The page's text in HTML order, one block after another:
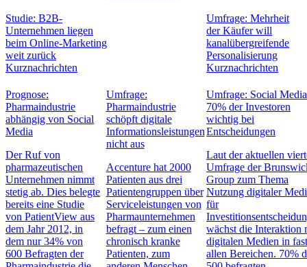
Studie: B2B-
Unternehmen liegen
beim Online-Marketing
weit zurück
Kurznachrichten
Umfrage: Mehrheit
der Käufer will
kanalübergreifende
Personalisierung
Kurznachrichten
Prognose:
Pharmaindustrie
abhängig von Social
Media
Der Ruf von
pharmazeutischen
Unternehmen nimmt
stetig ab. Dies belegte
bereits eine Studie
von PatientView aus
dem Jahr 2012, in
dem nur 34% von
600 Befragten der
Umfrage:
Pharmaindustrie
schöpft digitale
Informationsleistungen
nicht aus
Accenture hat 2000
Patienten aus drei
Patientengruppen über
Serviceleistungen von
Pharmaunternehmen
befragt – zum einen
chronisch kranke
Patienten, zum
Umfrage: Social
70% der Investoren
wichtig bei
Entscheidungen
Laut der aktuellen
Umfrage der
Group zum Thema
Nutzung digitaler
für
wächst die Interaktion
digitalen Medien in
allen Bereichen. 70%